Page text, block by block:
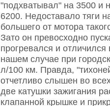
"подхватывал" на 3500 и
6200. Недоставало тяги
большего от мотора
Зато он превосходно
прогревался и
нашем случае при
л/100 км. Правда,
отчетливо слышен во
две катушки зажигания
клапанной крышке и